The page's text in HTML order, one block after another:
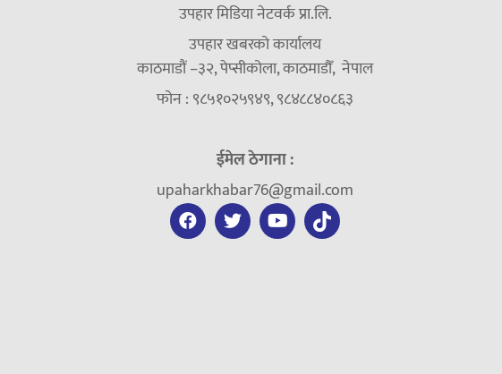
उपहार मिडिया नेटवर्क प्रा.लि.
उपहार खबरको कार्यालय
काठमाडौं –३२, पेप्सीकोला, काठमाडौँ, नेपाल
फोन : ९८५१०२५९४९, ९८४८८४०८६३
ईमेल ठेगाना :
upaharkhabar76@gmail.com